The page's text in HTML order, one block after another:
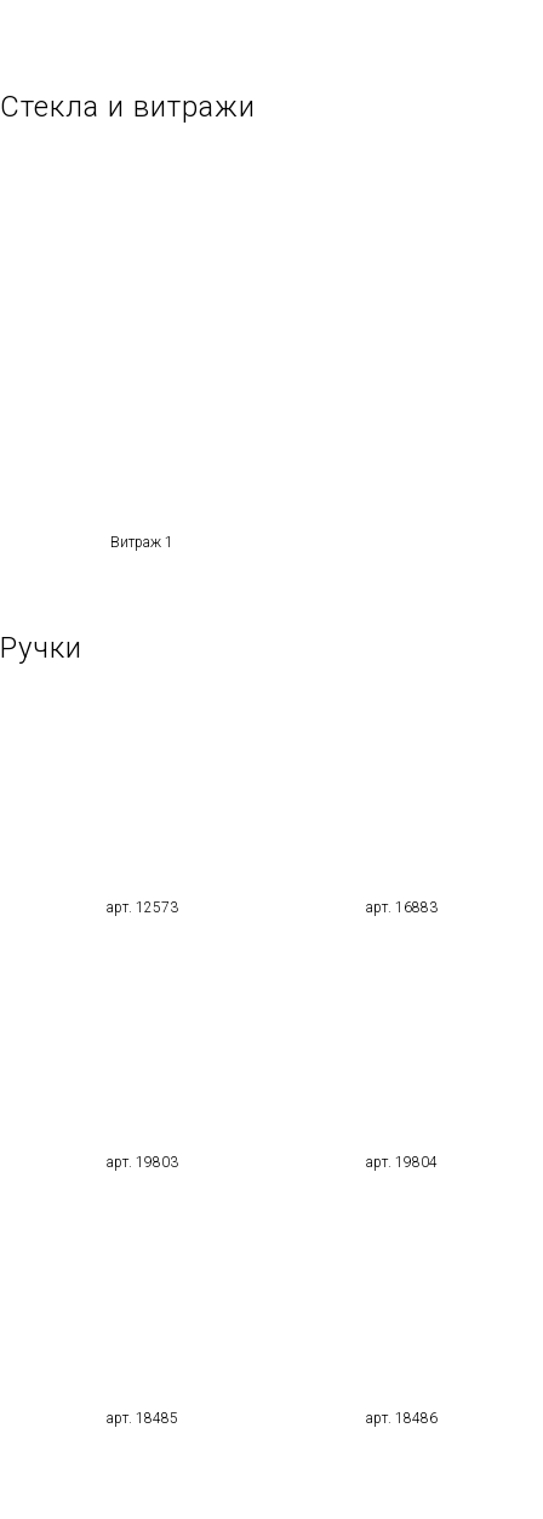
Стекла и витражи
Витраж 1
Ручки
арт. 12573 арт. 16883
арт. 19803 арт. 19804
арт. 18485 арт. 18486